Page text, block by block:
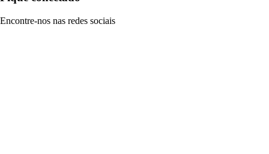
Encontre-nos nas redes sociais